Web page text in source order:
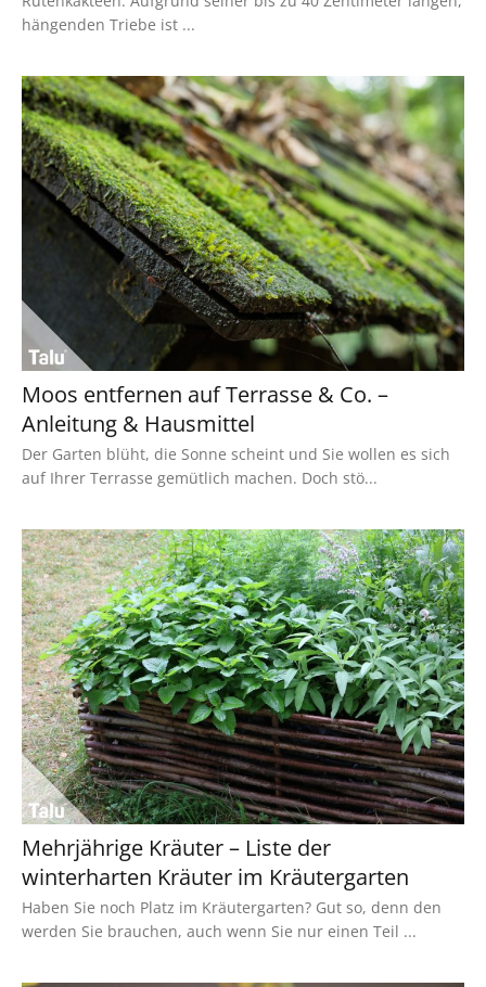
hängenden Triebe ist ...
Moos entfernen auf Terrasse & Co. –
Anleitung & Hausmittel
Der Garten blüht, die Sonne scheint und Sie wollen es sich
auf Ihrer Terrasse gemütlich machen. Doch stö...
Mehrjährige Kräuter – Liste der
winterharten Kräuter im Kräutergarten
Haben Sie noch Platz im Kräutergarten? Gut so, denn den
werden Sie brauchen, auch wenn Sie nur einen Teil ...